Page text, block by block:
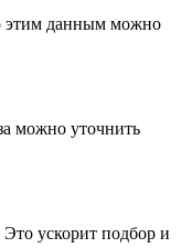
этим данным можно
можно уточнить
ускорит подбор и